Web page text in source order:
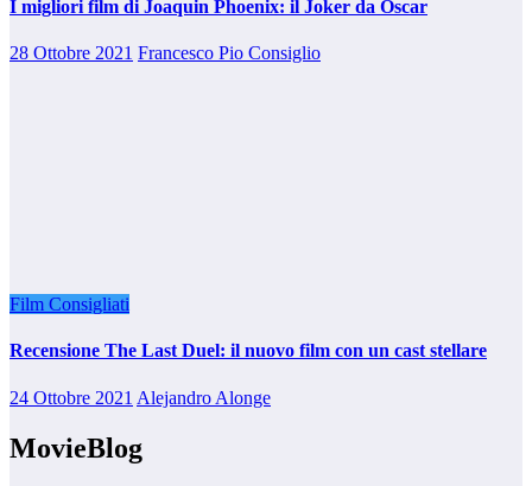
I migliori film di Joaquin Phoenix: il Joker da Oscar
28 Ottobre 2021 Francesco Pio Consiglio
Film Consigliati
Recensione The Last Duel: il nuovo film con un cast stellare
24 Ottobre 2021 Alejandro Alonge
MovieBlog